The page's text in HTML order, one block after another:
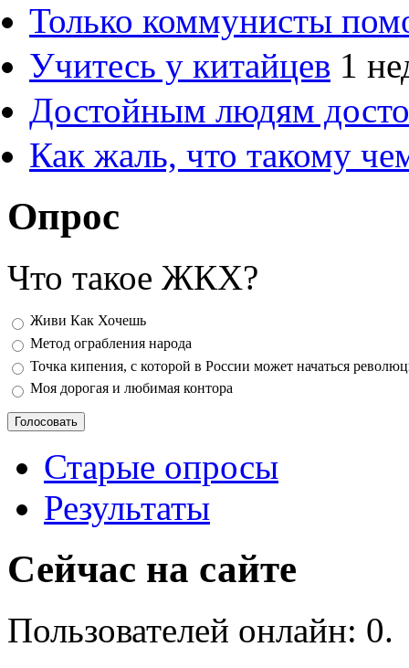
Только коммунисты
Учитесь у китайцев 1
Достойным людям
Как жаль, что такому
Опрос
Что такое ЖКХ?
Варианты
Живи Как Хочешь
Метод ограбления народа
Точка кипения, с которой в России может начаться
Моя дорогая и любимая контора
Старые опросы
Результаты
Сейчас на сайте
Пользователей онлайн: 0.